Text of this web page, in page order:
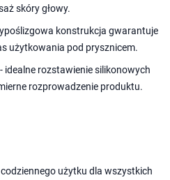
skóry głowy.
konstrukcja gwarantuje
użytkowania pod prysznicem.
- idealne rozstawienie silikonowych
rozprowadzenie produktu.
użytku dla wszystkich